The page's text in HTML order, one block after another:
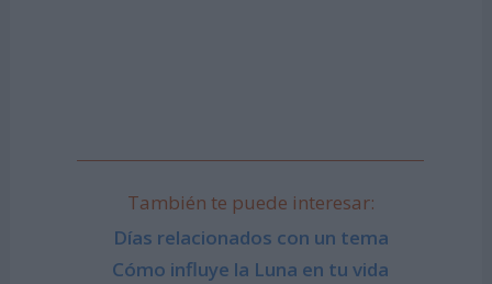
También te puede interesar:
Días relacionados con un tema
Cómo influye la Luna en tu vida